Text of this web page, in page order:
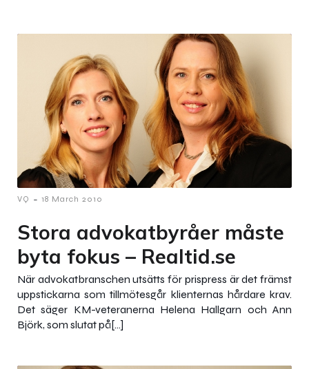
VQ - 18 March 2010
Stora advokatbyråer måste
byta fokus – Realtid.se
När advokatbranschen utsätts för prispress är det främst
uppstickarna som tillmötesgår klienternas hårdare krav.
Det säger KM-veteranerna Helena Hallgarn och Ann
Björk, som slutat på[…]